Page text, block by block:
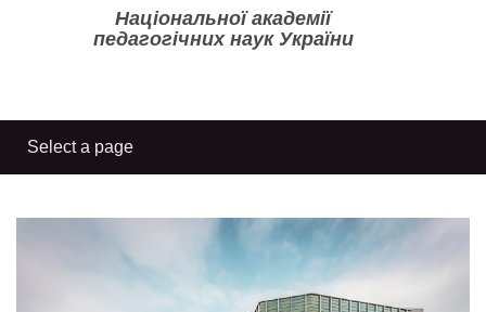
Національної академії
педагогічних наук України